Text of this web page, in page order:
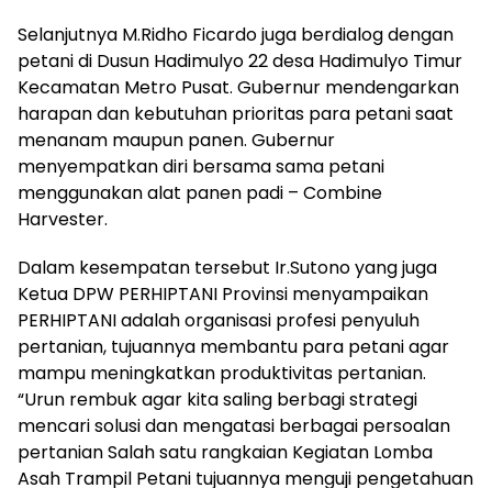
Selanjutnya M.Ridho Ficardo juga berdialog dengan
petani di Dusun Hadimulyo 22 desa Hadimulyo Timur
Kecamatan Metro Pusat. Gubernur mendengarkan
harapan dan kebutuhan prioritas para petani saat
menanam maupun panen. Gubernur
menyempatkan diri bersama sama petani
menggunakan alat panen padi – Combine
Harvester.
Dalam kesempatan tersebut Ir.Sutono yang juga
Ketua DPW PERHIPTANI Provinsi menyampaikan
PERHIPTANI adalah organisasi profesi penyuluh
pertanian, tujuannya membantu para petani agar
mampu meningkatkan produktivitas pertanian.
“Urun rembuk agar kita saling berbagi strategi
mencari solusi dan mengatasi berbagai persoalan
pertanian Salah satu rangkaian Kegiatan Lomba
Asah Trampil Petani tujuannya menguji pengetahuan